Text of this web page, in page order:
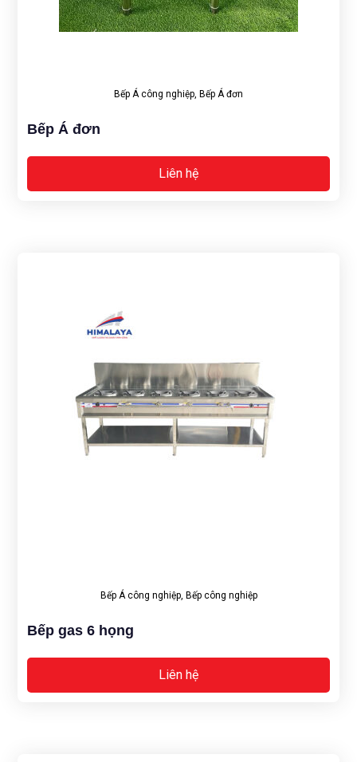
Bếp Á công nghiệp, Bếp Á đơn
Bếp Á đơn
Liên hệ
Bếp Á công nghiệp, Bếp công nghiệp
Bếp gas 6 họng
Liên hệ